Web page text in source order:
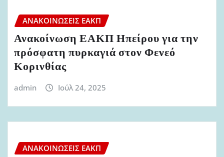
ΑΝΑΚΟΙΝΏΣΕΙΣ ΕΑΚΠ
Ανακοίνωση ΕΑΚΠ Ηπείρου για την
πρόσφατη πυρκαγιά στον Φενεό
Κορινθίας
admin Ιούλ 24, 2025
ΑΝΑΚΟΙΝΏΣΕΙΣ ΕΑΚΠ